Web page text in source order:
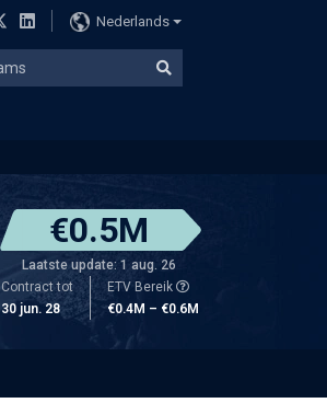
Nederlands
€0.5M
Laatste update: 1 aug. 26
Contract tot
30 jun. 28
ETV Bereik
€0.4M – €0.6M